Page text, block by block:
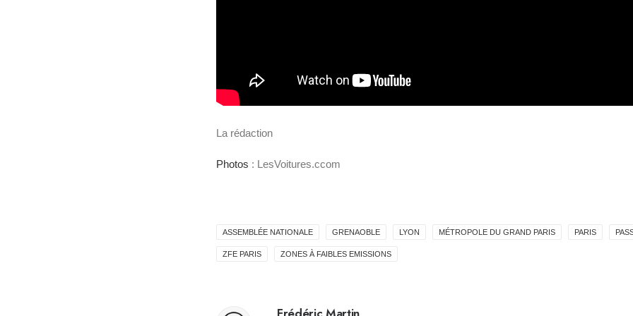
La rédaction
Photos : LesVoitures.ccom
ASSEMBLÉE NATIONALE GRENAOBLE LYON MÉTROPOLE DU GRAND PARIS PARIS
ZFE PARIS ZONES À FAIBLES EMISSIONS